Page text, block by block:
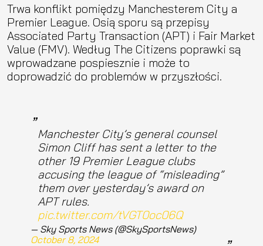
Trwa konflikt pomiędzy Manchesterem City a
Premier League. Osią sporu są przepisy
Associated Party Transaction (APT) i Fair Market
Value (FMV). Według The Citizens poprawki są
wprowadzane pospiesznie i może to
doprowadzić do problemów w przyszłości.
Manchester City’s general counsel
Simon Cliff has sent a letter to the
other 19 Premier League clubs
accusing the league of “misleading”
them over yesterday’s award on
APT rules.
pic.twitter.com/tVGT0oc06Q
— Sky Sports News (@SkySportsNews)
October 8, 2024